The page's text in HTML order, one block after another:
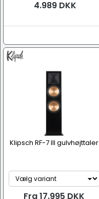
4.989 DKK
Klipsch RF-7 III gulvhøjttaler
Fra 17.995 DKK